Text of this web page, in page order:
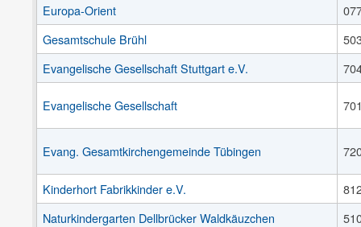
Europa-Orient
Gesamtschule Brühl
Evangelische Gesellschaft Stuttgart e.V.
Evangelische Gesellschaft
Evang. Gesamtkirchengemeinde Tübingen
Kinderhort Fabrikkinder e.V.
Naturkindergarten Dellbrücker Waldkäuzchen